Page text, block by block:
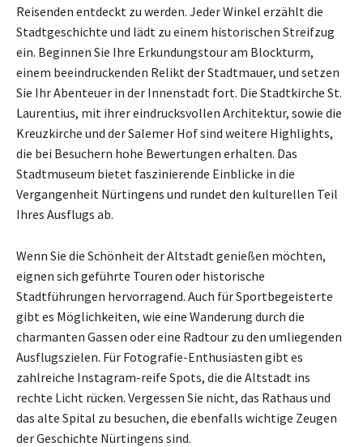
Reisenden entdeckt zu werden. Jeder Winkel erzählt die
Stadtgeschichte und lädt zu einem historischen Streifzug
ein. Beginnen Sie Ihre Erkundungstour am Blockturm,
einem beeindruckenden Relikt der Stadtmauer, und setzen
Sie Ihr Abenteuer in der Innenstadt fort. Die Stadtkirche St.
Laurentius, mit ihrer eindrucksvollen Architektur, sowie die
Kreuzkirche und der Salemer Hof sind weitere Highlights,
die bei Besuchern hohe Bewertungen erhalten. Das
Stadtmuseum bietet faszinierende Einblicke in die
Vergangenheit Nürtingens und rundet den kulturellen Teil
Ihres Ausflugs ab.
Wenn Sie die Schönheit der Altstadt genießen möchten,
eignen sich geführte Touren oder historische
Stadtführungen hervorragend. Auch für Sportbegeisterte
gibt es Möglichkeiten, wie eine Wanderung durch die
charmanten Gassen oder eine Radtour zu den umliegenden
Ausflugszielen. Für Fotografie-Enthusiasten gibt es
zahlreiche Instagram-reife Spots, die die Altstadt ins
rechte Licht rücken. Vergessen Sie nicht, das Rathaus und
das alte Spital zu besuchen, die ebenfalls wichtige Zeugen
der Geschichte Nürtingens sind.